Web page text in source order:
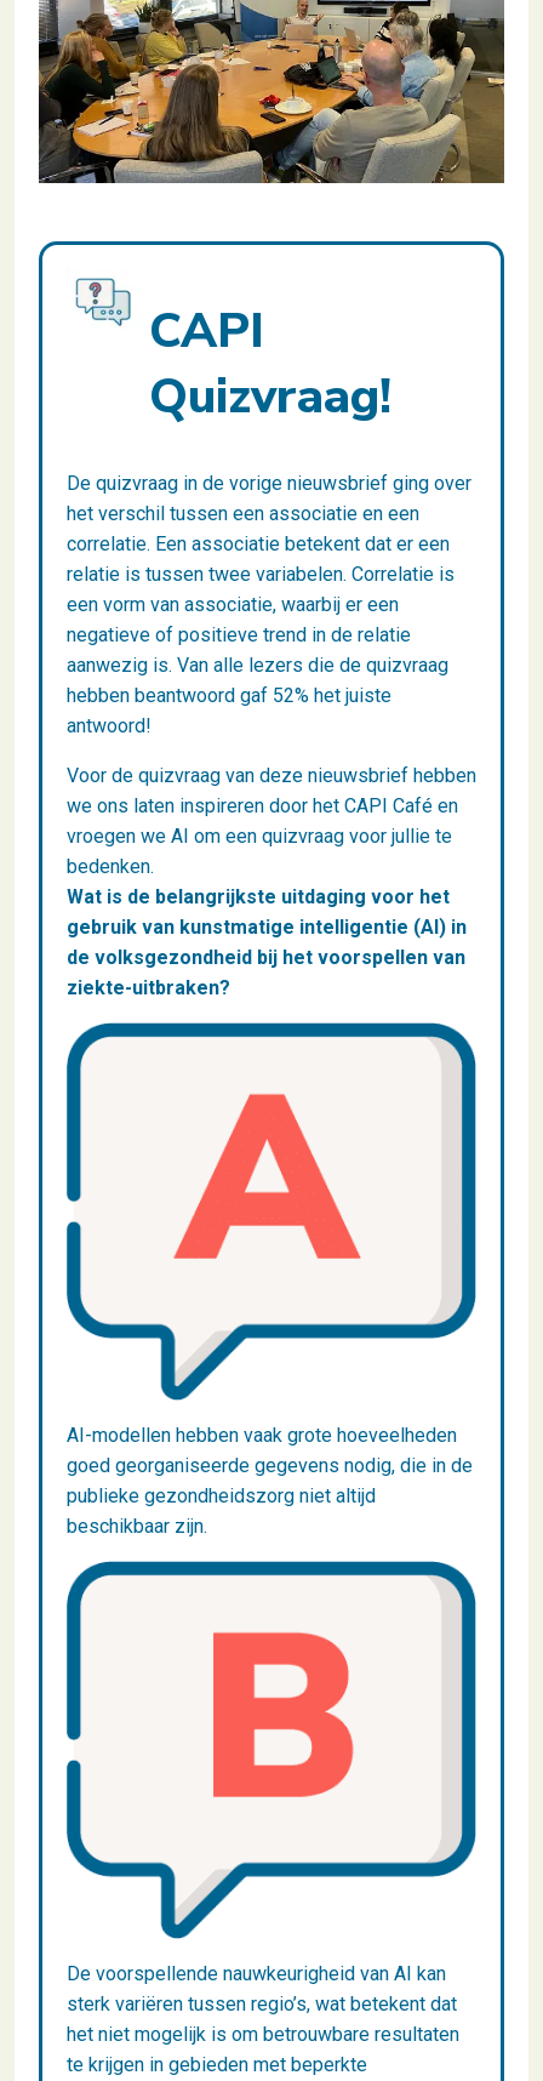
CAPI
Quizvraag!
De quizvraag in de vorige nieuwsbrief ging over
het verschil tussen een associatie en een
correlatie. Een associatie betekent dat er een
relatie is tussen twee variabelen. Correlatie is
een vorm van associatie, waarbij er een
negatieve of positieve trend in de relatie
aanwezig is. Van alle lezers die de quizvraag
hebben beantwoord gaf 52% het juiste
antwoord!
Voor de quizvraag van deze nieuwsbrief hebben
we ons laten inspireren door het CAPI Café en
vroegen we AI om een quizvraag voor jullie te
bedenken.
Wat is de belangrijkste uitdaging voor het
gebruik van kunstmatige intelligentie (AI) in
de volksgezondheid bij het voorspellen van
ziekte-uitbraken?
AI-modellen hebben vaak grote hoeveelheden
goed georganiseerde gegevens nodig, die in de
publieke gezondheidszorg niet altijd
beschikbaar zijn.
De voorspellende nauwkeurigheid van AI kan
sterk variëren tussen regio’s, wat betekent dat
het niet mogelijk is om betrouwbare resultaten
te krijgen in gebieden met beperkte